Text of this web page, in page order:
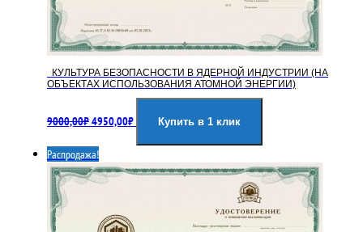
КУЛЬТУРА БЕЗОПАСНОСТИ В ЯДЕРНОЙ ИНДУСТРИИ (НА
ОБЪЕКТАХ ИСПОЛЬЗОВАНИЯ АТОМНОЙ ЭНЕРГИИ)
9000,00₽цена
9000,00₽.
4950,00₽цена:
Купить в 1 клик
Распродажа!